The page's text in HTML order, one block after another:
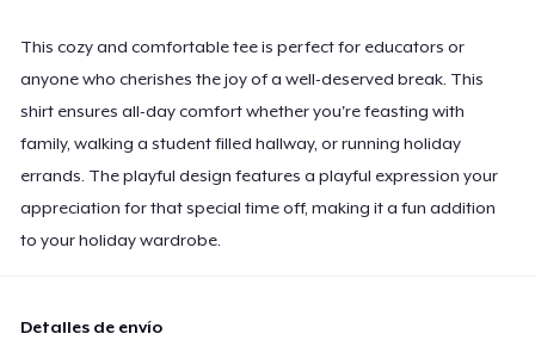
This cozy and comfortable tee is perfect for educators or
anyone who cherishes the joy of a well-deserved break. This
shirt ensures all-day comfort whether you're feasting with
family, walking a student filled hallway, or running holiday
errands. The playful design features a playful expression your
appreciation for that special time off, making it a fun addition
to your holiday wardrobe.
Detalles de envío